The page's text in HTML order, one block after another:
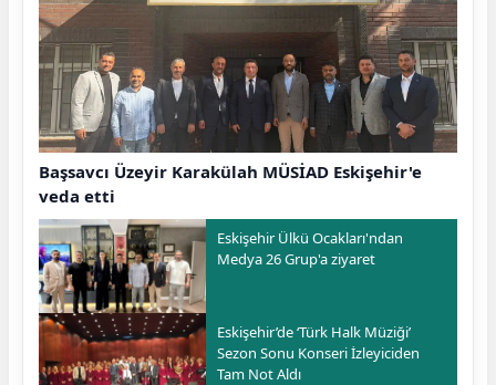
Başsavcı Üzeyir Karakülah MÜSİAD Eskişehir'e
veda etti
Eskişehir Ülkü Ocakları'ndan
Medya 26 Grup'a ziyaret
Eskişehir’de ‘Türk Halk Müziği’
Sezon Sonu Konseri İzleyiciden
Tam Not Aldı